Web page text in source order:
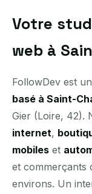
Votre
web à
FollowDev est un
basé à Saint-
Gier (Loire, 42).
internet,
mobiles et
et commerçants
environs. Un